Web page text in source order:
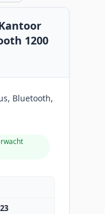
1200
Bluetooth,